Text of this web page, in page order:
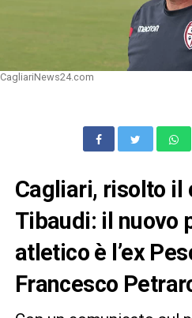
CagliariNews24.com
Cagliari, risolto il
Tibaudi: il nuovo
atletico è l’ex
Francesco